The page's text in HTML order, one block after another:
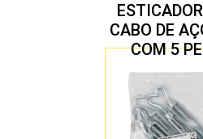
CABO DE
COM 5